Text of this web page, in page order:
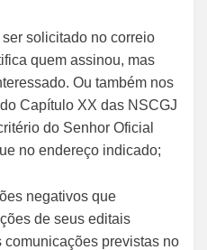
solicitado no correio
quem assinou, mas
Ou também nos
Capítulo XX das NSCGJ
do Senhor Oficial
no endereço indicado;
negativos que
de seus editais
previstas no